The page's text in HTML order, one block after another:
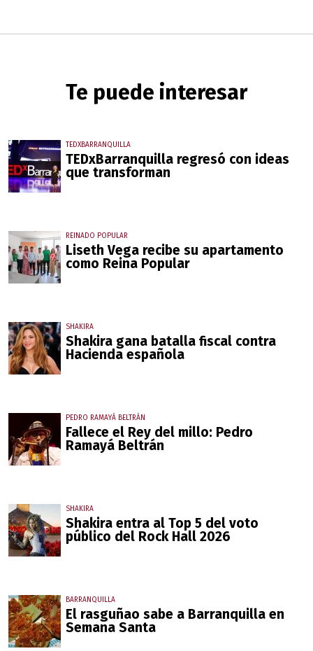
Te puede interesar
TEDXBARRANQUILLA
TEDxBarranquilla regresó con ideas
que transforman
REINADO POPULAR
Liseth Vega recibe su apartamento
como Reina Popular
SHAKIRA
Shakira gana batalla fiscal contra
Hacienda española
PEDRO RAMAYÁ BELTRÁN
Fallece el Rey del millo: Pedro
Ramayá Beltrán
SHAKIRA
Shakira entra al Top 5 del voto
público del Rock Hall 2026
BARRANQUILLA
El rasguñao sabe a Barranquilla en
Semana Santa